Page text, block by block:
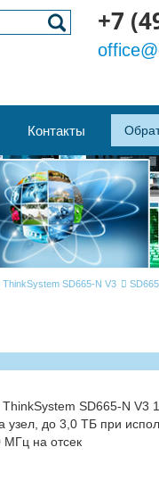
+7
Контакты
ThinkSystem SD665-N V3
SD665-N
узел, до 3,0 ТБ при
МГц на отсек